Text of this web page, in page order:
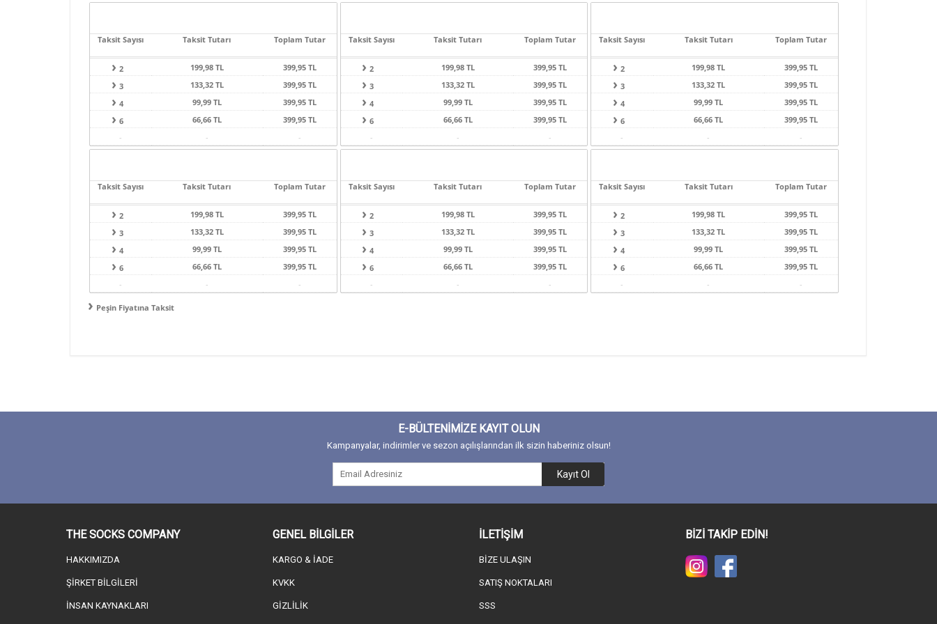
Taksit Sayısı
2
3
4
6
-
Taksit Tutarı
199,98 TL
133,32 TL
99,99 TL
66,66 TL
-
Toplam Tutar
399,95 TL
399,95 TL
399,95 TL
399,95 TL
-
Taksit Sayısı
2
3
4
6
-
Taksit Tutarı
199,98 TL
133,32 TL
99,99 TL
66,66 TL
-
Toplam Tutar
399,95 TL
399,95 TL
399,95 TL
399,95 TL
-
Taksit Sayısı
2
3
4
6
-
Taksit Tutarı
199,98 TL
133,32 TL
99,99 TL
66,66 TL
-
Toplam Tutar
399,95 TL
399,95 TL
399,95 TL
399,95 TL
-
Taksit Sayısı
2
3
4
6
-
Taksit Tutarı
199,98 TL
133,32 TL
99,99 TL
66,66 TL
-
Toplam Tutar
399,95 TL
399,95 TL
399,95 TL
399,95 TL
-
Taksit Sayısı
2
3
4
6
-
Taksit Tutarı
199,98 TL
133,32 TL
99,99 TL
66,66 TL
-
Toplam Tutar
399,95 TL
399,95 TL
399,95 TL
399,95 TL
-
Taksit Sayısı
2
3
4
6
-
Taksit Tutarı
199,98 TL
133,32 TL
99,99 TL
66,66 TL
-
Toplam Tutar
399,95 TL
399,95 TL
399,95 TL
399,95 TL
-
Peşin Fiyatına Taksit
E-BÜLTENİMİZE KAYIT OLUN
Kampanyalar, indirimler ve sezon açılışlarından ilk sizin haberiniz olsun!
Kayıt Ol
THE SOCKS COMPANY
HAKKIMIZDA
ŞİRKET BİLGİLERİ
İNSAN KAYNAKLARI
GENEL BİLGİLER
KARGO & İADE
KVKK
GİZLİLİK
İLETİŞİM
BİZE ULAŞIN
SATIŞ NOKTALARI
SSS
BİZİ TAKİP EDİN!